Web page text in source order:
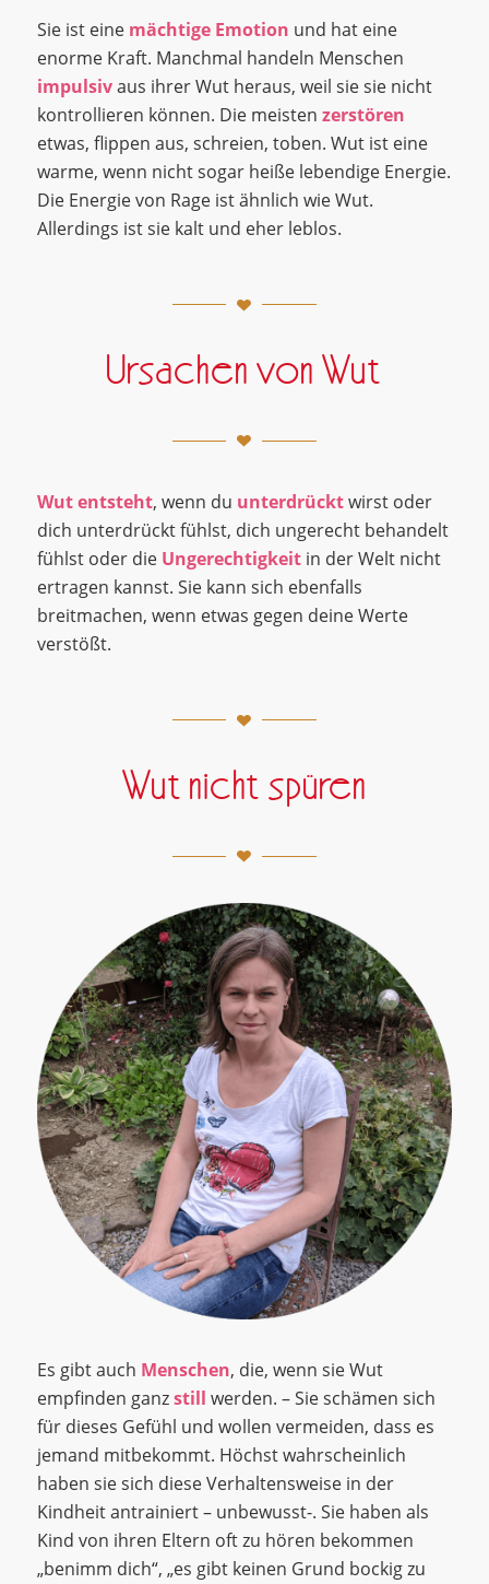
Sie ist eine mächtige Emotion und hat eine
enorme Kraft. Manchmal handeln Menschen
impulsivaus ihrer Wut heraus, weil sie sie nicht
kontrollieren können. Die meisten zerstören
etwas, flippen aus, schreien, toben. Wut ist eine
warme, wenn nicht sogar heiße lebendige Energie.
Die Energie von Rage ist ähnlich wie Wut.
Allerdings ist sie kalt und eher leblos.
Ursachen von Wut
Wut entsteht, wenn du unterdrücktwirst oder
dich unterdrückt fühlst, dich ungerecht behandelt
fühlst oder die Ungerechtigkeitin der Welt nicht
ertragen kannst. Sie kann sich ebenfalls
breitmachen, wenn etwas gegen deine Werte
verstößt.
Wut nicht spüren
Es gibt auch Menschen, die, wenn sie Wut
empfinden ganzstill werden. – Sie schämen sich
für dieses Gefühl und wollen vermeiden, dass es
jemand mitbekommt. Höchst wahrscheinlich
haben sie sich diese Verhaltensweise in der
Kindheit antrainiert – unbewusst-. Sie haben als
Kind von ihren Eltern oft zu hören bekommen
„benimm dich“, „es gibt keinen Grund bockig zu